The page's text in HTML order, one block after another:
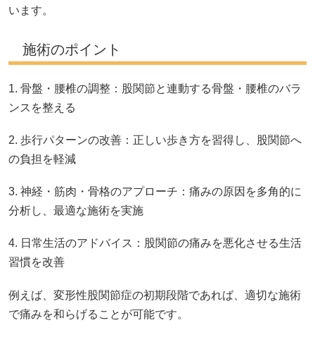
います。
施術のポイント
1. 骨盤・腰椎の調整：股関節と連動する骨盤・腰椎のバラ
ンスを整える
2. 歩行パターンの改善：正しい歩き方を習得し、股関節へ
の負担を軽減
3. 神経・筋肉・骨格のアプローチ：痛みの原因を多角的に
分析し、最適な施術を実施
4. 日常生活のアドバイス：股関節の痛みを悪化させる生活
習慣を改善
例えば、変形性股関節症の初期段階であれば、適切な施術
で痛みを和らげることが可能です。